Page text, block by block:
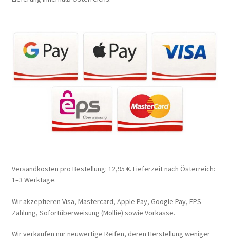
Versandkosten pro Bestellung: 12,95 €. Lieferzeit nach Österreich:
1–3 Werktage.
Wir akzeptieren Visa, Mastercard, Apple Pay, Google Pay, EPS-
Zahlung, Sofortüberweisung (Mollie) sowie Vorkasse.
Wir verkaufen nur neuwertige Reifen, deren Herstellung weniger